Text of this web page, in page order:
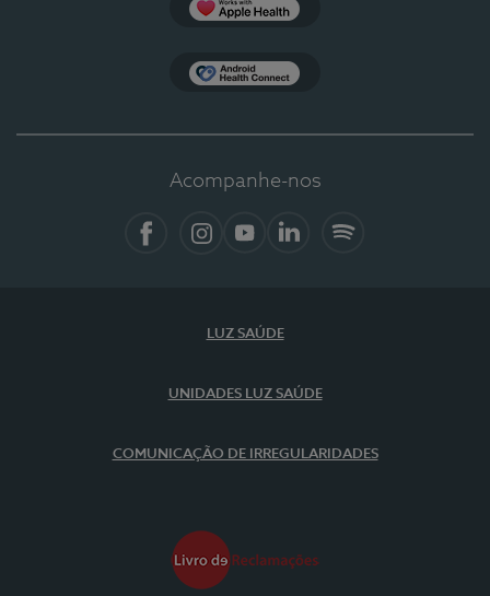
Acompanhe-nos
LUZ SAÚDE
UNIDADES LUZ SAÚDE
COMUNICAÇÃO DE IRREGULARIDADES